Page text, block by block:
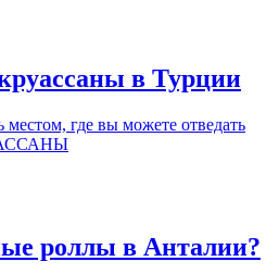
в Турции
где вы можете отведать
роллы в Анталии?